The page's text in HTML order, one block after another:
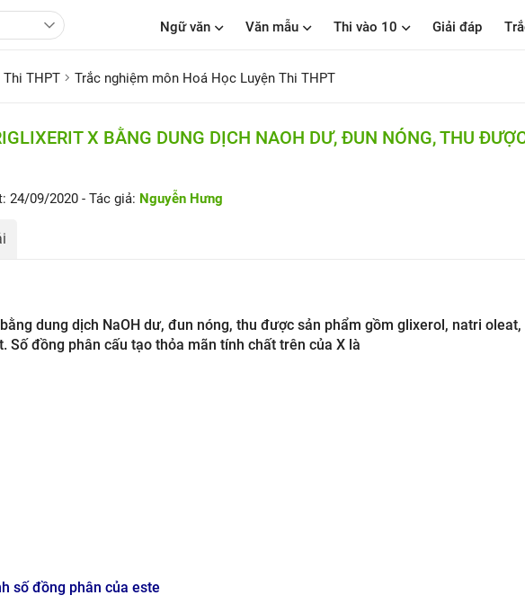
Ngữ văn Văn mẫu Thi vào 10 Giải đáp
Thi THPT Trắc nghiệm môn Hoá Học Luyện Thi THPT
X BẰNG DUNG DỊCH NAOH DƯ, ĐUN NÓNG, THU
24/09/2020 - Tác giả: Nguyễn Hưng
dung dịch NaOH dư, đun nóng, thu được sản phẩm gồm glixerol, natri oleat,
Số đồng phân cấu tạo thỏa mãn tính chất trên của X là
số đồng phân của este